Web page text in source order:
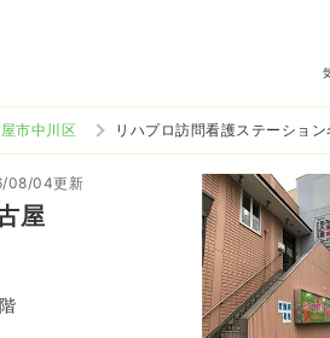
市中川区 リハプロ訪問看護ステーショ
屋
08/04更新